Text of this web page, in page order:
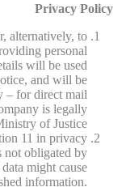
Privacy Policy
alternatively, to
personal
will be used
and will be
– for direct mail
is legally
of Justice.
11 in privacy
not obligated by
might cause
information.